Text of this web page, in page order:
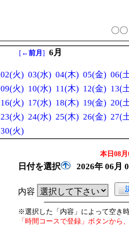
〇
[ ←前月 ] 6月
02(火) 03(水) 04(木) 05(金) 06(
09(火) 10(水) 11(木) 12(金) 13(
16(火) 17(水) 18(木) 19(金) 20(
23(火) 24(水) 25(木) 26(金) 27(
30(火)
本日08
日付を選択 2026年 06月
内容
※選択した「内容」によって空き
「時間コースで登録」ボタンから